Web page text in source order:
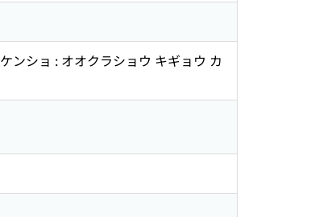
ンショ : オオクラショウ キギョウ カ